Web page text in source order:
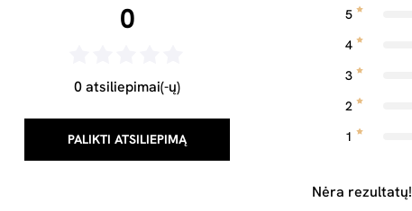
0
0 atsiliepimai(-ų)
PALIKTI ATSILIEPIMĄ
5
4
3
2
1
Nėra rezultatų!